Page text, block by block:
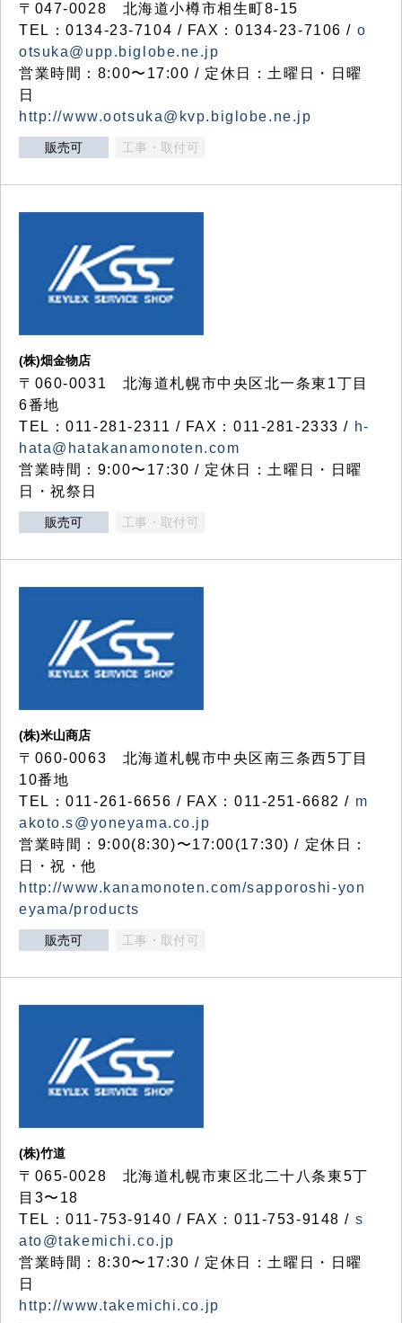
〒047-0028 北海道小樽市相生町8-15
TEL：0134-23-7104 / FAX：0134-23-7106 / o
otsuka@upp.biglobe.ne.jp
営業時間：8:00〜17:00 / 定休日：土曜日・日曜
日
http://www.ootsuka@kvp.biglobe.ne.jp
販売可 工事・取付可
(株)畑金物店
〒060-0031 北海道札幌市中央区北一条東1丁目
6番地
TEL：011-281-2311 / FAX：011-281-2333 / h-
hata@hatakanamonoten.com
営業時間：9:00〜17:30 / 定休日：土曜日・日曜
日・祝祭日
販売可 工事・取付可
(株)米山商店
〒060-0063 北海道札幌市中央区南三条西5丁目
10番地
TEL：011-261-6656 / FAX：011-251-6682 / m
akoto.s@yoneyama.co.jp
営業時間：9:00(8:30)〜17:00(17:30) / 定休日：
日・祝・他
http://www.kanamonoten.com/sapporoshi-yon
eyama/products
販売可 工事・取付可
(株)竹道
〒065-0028 北海道札幌市東区北二十八条東5丁
目3〜18
TEL：011-753-9140 / FAX：011-753-9148 / s
ato@takemichi.co.jp
営業時間：8:30〜17:30 / 定休日：土曜日・日曜
日
http://www.takemichi.co.jp